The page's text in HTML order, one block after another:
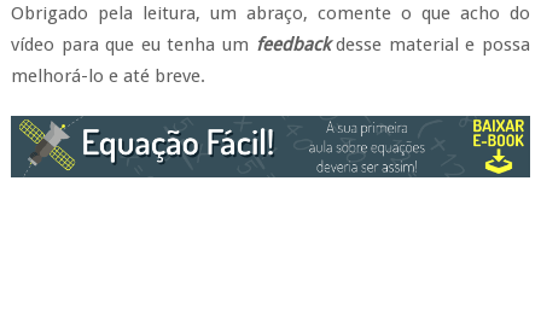
Obrigado pela leitura, um abraço, comente o que acho do
vídeo para que eu tenha um feedbackdesse material e possa
melhorá-lo e até breve.